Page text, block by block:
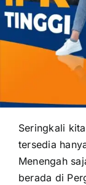
Seringkali
tersedia
Menengah
berada di